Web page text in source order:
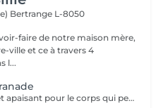
Bertrange L-8050
faire de notre maison mère,
ville et ce à travers 4
l...
Un rituel luxueux, hydratant et apaisant pour le corps qui peut être personnalisé en fonction des besoins de la peau. La ligne est basée sur la grenade, un ingrédient fantastique,apaisant et antioxydant. Le résultat ? Renouvellement cellulaire, vitalité et hydratation ! POMEGRANATE BODY SCRUB: Avec le gommage corporel à base de poudre et de crème, savourez un rituel d'exfoliation de tout le corps d'une durée de 45 minutes. POMEGRANATE BODY MASSAGE : Massage en position allongée puis en position couchée avec la crème de massage sensoriel. Ce rituel dure 45 minutes. POMEGRANATE BODY WRAP : L'enveloppement est appliqué par des mouvements doux et laissé reposer 20 minutes avant de faire pénétrer le produit par un massage. Le rituel dure 60 minutes. POMEGRANATE RED SERENITY : Un délicieux rituel de 90 minutes alliant le pouvoir des graines de grenade aux puissants effets hydratants de la crème. POMEGRANATE SWEET COCOON : Plongez dans le monde de la grenade Sperience pendant 90 minutes avec ce rituel complet comprenant gommage, massage et enveloppement.